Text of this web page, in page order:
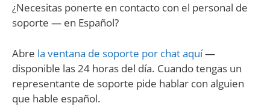
¿Necesitas ponerte en contacto con el personal de
soporte — en Español?
Abre la ventana de soporte por chat aquí—
disponible las 24 horas del día. Cuando tengas un
representante de soporte pide hablar con alguien
que hable español.